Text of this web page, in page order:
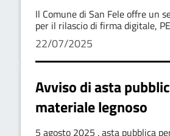
Il Comune di San Fele offre un
per il rilascio di firma digitale,
22/07/2025
Avviso di asta
materiale legnoso
5 agosto 2025 . asta pubblica